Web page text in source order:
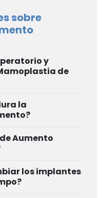
sobre
y
de
la
Aumento
los implantes